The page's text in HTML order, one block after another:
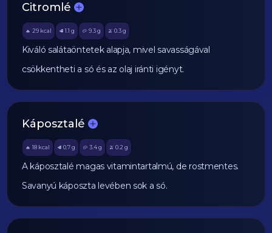
Citromlé
🔥 29 kcal 🥩 1.1 g 🥔 9.3 g 🫒 0.3g
Kiváló salátaöntetek alapja, mivel savasságával
csökkentheti a só és az olaj iránti igényt.
Káposztalé
🔥 18 kcal 🥩 0.7g 🥔 3.4 g 🫒 0.2 g
A káposztalé magas vitamintartalmú, de rostmentes.
Savanyú káposzta levében sok a só.